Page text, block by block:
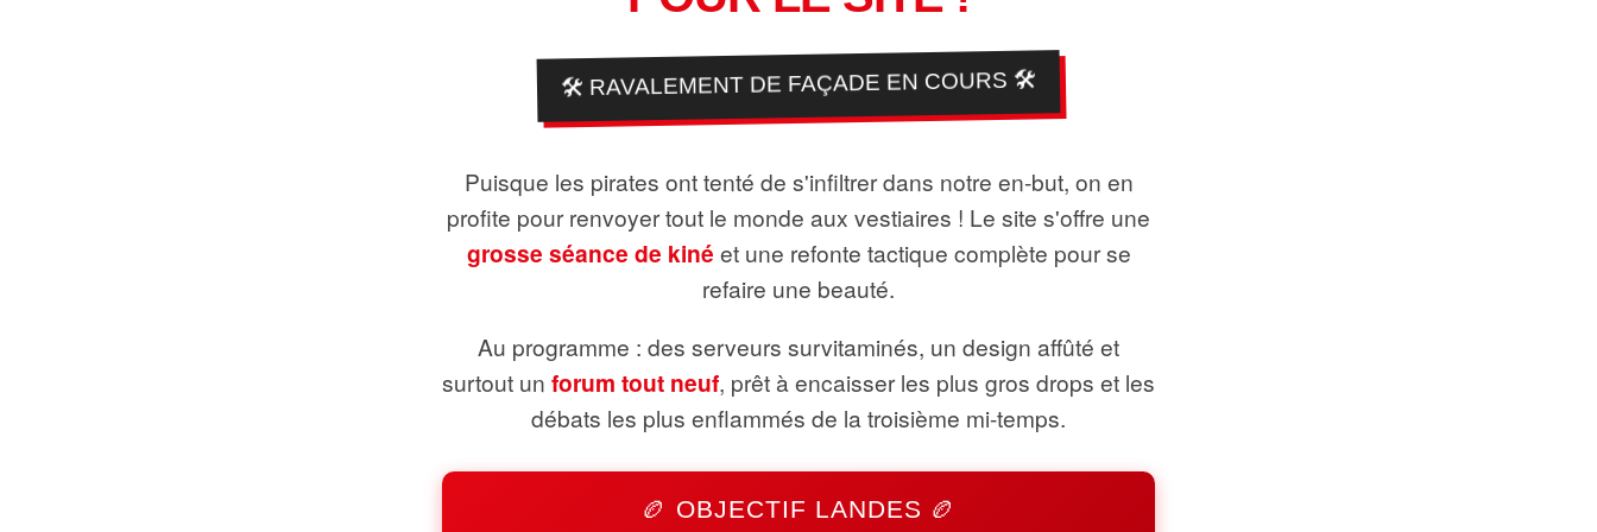
🛠️ RAVALEMENT DE FAÇADE EN COURS 🛠️
Puisque les pirates ont tenté de s'infiltrer dans notre en-but, on en
profite pour renvoyer tout le monde aux vestiaires ! Le site s'offre une
grosse séance de kiné et une refonte tactique complète pour se
refaire une beauté.
Au programme : des serveurs survitaminés, un design affûté et
surtout un forum tout neuf, prêt à encaisser les plus gros drops et les
débats les plus enflammés de la troisième mi-temps.
🏉 OBJECTIF LANDES 🏉